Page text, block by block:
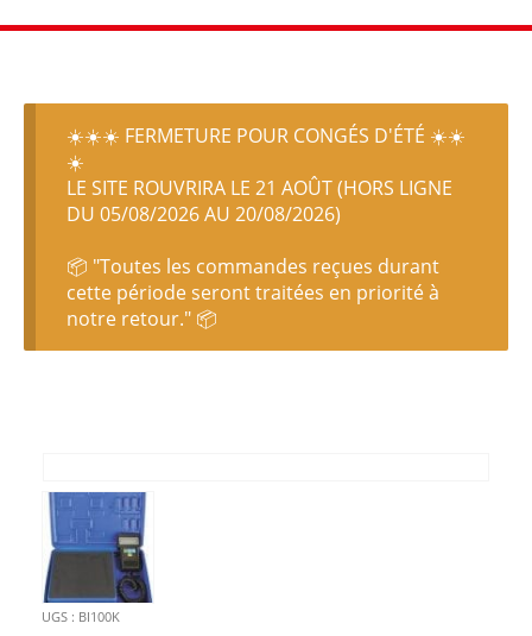
☀️☀️☀️ FERMETURE POUR CONGÉS D'ÉTÉ ☀️☀️
☀️
LE SITE ROUVRIRA LE 21 AOÛT (HORS LIGNE
DU 05/08/2026 AU 20/08/2026)
📦 "Toutes les commandes reçues durant
cette période seront traitées en priorité à
notre retour." 📦
UGS : BI100K